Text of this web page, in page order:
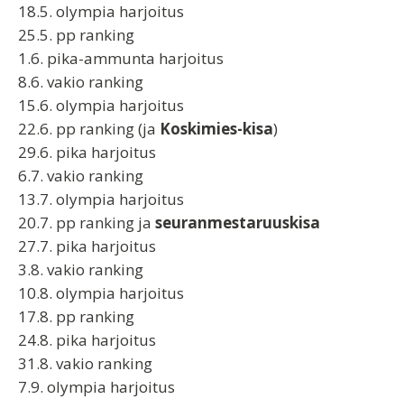
18.5. olympia harjoitus
25.5. pp ranking
1.6. pika-ammunta harjoitus
8.6. vakio ranking
15.6. olympia harjoitus
22.6. pp ranking (ja Koskimies-kisa)
29.6. pika harjoitus
6.7. vakio ranking
13.7. olympia harjoitus
20.7. pp ranking ja seuranmestaruuskisa
27.7. pika harjoitus
3.8. vakio ranking
10.8. olympia harjoitus
17.8. pp ranking
24.8. pika harjoitus
31.8. vakio ranking
7.9. olympia harjoitus